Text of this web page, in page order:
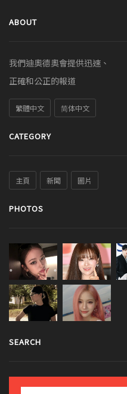
ABOUT
我們迪奧德奧會提供迅速、
正確和公正的報道
繁體中文 简体中文
CATEGORY
主頁 新聞 圖片
PHOTOS
SEARCH